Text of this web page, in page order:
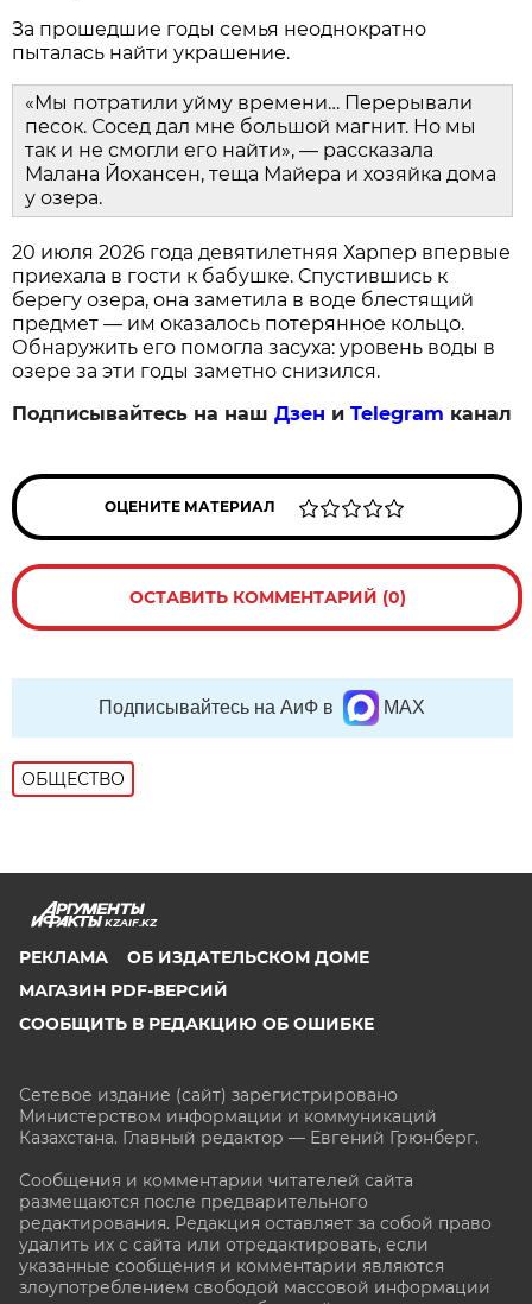
За прошедшие годы семья неоднократно
пыталась найти украшение.
«Мы потратили уйму времени… Перерывали
песок. Сосед дал мне большой магнит. Но мы
так и не смогли его найти», — рассказала
Малана Йохансен, теща Майера и хозяйка дома
у озера.
20 июля 2026 года девятилетняя Харпер впервые
приехала в гости к бабушке. Спустившись к
берегу озера, она заметила в воде блестящий
предмет — им оказалось потерянное кольцо.
Обнаружить его помогла засуха: уровень воды в
озере за эти годы заметно снизился.
Подписывайтесь на нашДзен иTelegram канал
ОЦЕНИТЕ МАТЕРИАЛ
ОСТАВИТЬ КОММЕНТАРИЙ (0)
Подписывайтесь на АиФ в MAX
ОБЩЕСТВО
KZAIF.KZ
РЕКЛАМА
ОБ ИЗДАТЕЛЬСКОМ ДОМЕ
МАГАЗИН PDF-ВЕРСИЙ
СООБЩИТЬ В РЕДАКЦИЮ ОБ ОШИБКЕ
Сетевое издание (сайт) зарегистрировано
Министерством информации и коммуникаций
Казахстана. Главный редактор — Евгений Грюнберг.
Сообщения и комментарии читателей сайта
размещаются после предварительного
редактирования. Редакция оставляет за собой право
удалить их с сайта или отредактировать, если
указанные сообщения и комментарии являются
злоупотреблением свободой массовой информации